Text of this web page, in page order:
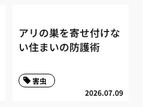
アリの巣を寄せ付けな
い住まいの防護術
2026.07.09
害虫